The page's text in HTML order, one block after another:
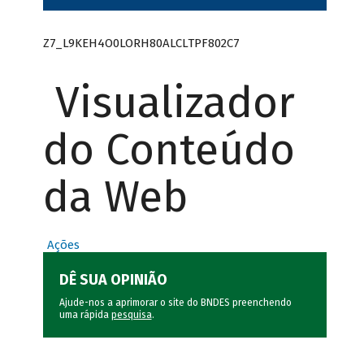
Z7_L9KEH4O0LORH80ALCLTPF802C7
Visualizador
do Conteúdo
da Web
Ações
DÊ SUA OPINIÃO
Ajude-nos a aprimorar o site do BNDES preenchendo
uma rápida pesquisa.